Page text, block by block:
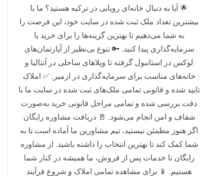
🌟 آیا به دنبال خانه‌ای رویایی در ترکیه هستید؟ ما با
بیشترین تعداد ملک ثبت شده در سایت خود، این فرصت را
به شما می‌دهیم تا بهترین گزینه‌ها را برای خرید یا
سرمایه‌گذاری پیدا کنید. 🔑 تنوع بی‌نظیر از آپارتمان‌های
لوکس در استانبول گرفته تا ویلاهای ساحلی در آنتالیا و
خانه‌های مناسب برای سرمایه‌گذاری در ازمیر. ✅ املاک
تایید شده و قانونی تمامی ملک‌های ثبت شده در سایت ما با
دقت بررسی شده و تمامی مراحل قانونی خرید به‌صورت
شفاف و امن انجام می‌شود. 🚪 دریافت مشاوره رایگان
اگر هنوز مطمئن نیستید، تیم مشاورین ما آماده است تا به
شما کمک کند تا بهترین انتخاب را داشته باشید. از مشاوره
رایگان تا خدمات پس از فروش، ما همیشه در کنار شما
هستیم. 📱 برای مشاهده تمامی املاک و شروع فرآیند